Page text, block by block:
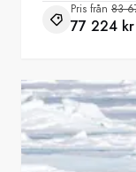
Pris från 83
77 224 kr